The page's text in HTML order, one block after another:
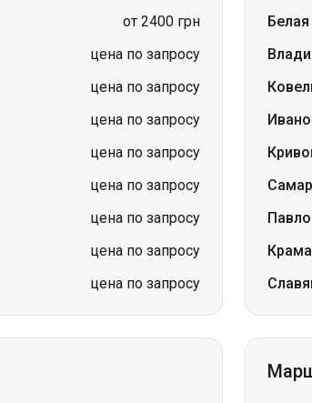
от 2400 грн
цена по запросу
цена по запросу
цена по запросу
цена по запросу
цена по запросу
цена по запросу
цена по запросу
цена по запросу